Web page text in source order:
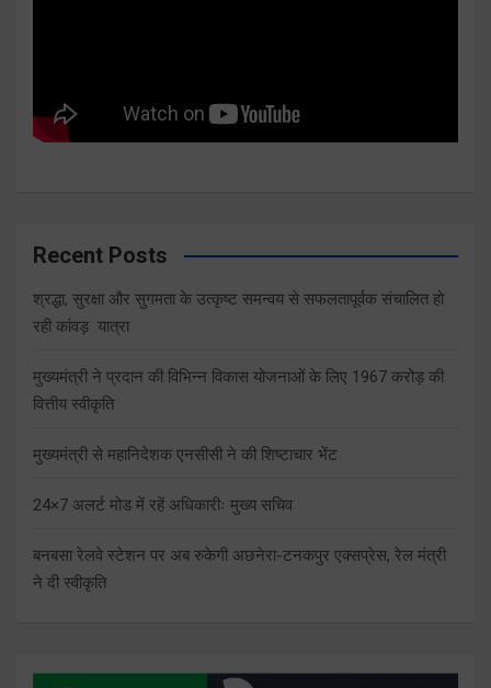
Recent Posts
श्रद्धा, सुरक्षा और सुगमता के उत्कृष्ट समन्वय से सफलतापूर्वक संचालित हो
रही कांवड़ यात्रा
मुख्यमंत्री ने प्रदान की विभिन्न विकास योजनाओं के लिए 1967 करोड़ की
वित्तीय स्वीकृति
मुख्यमंत्री से महानिदेशक एनसीसी ने की शिष्टाचार भेंट
24×7 अलर्ट मोड में रहें अधिकारीः मुख्य सचिव
बनबसा रेलवे स्टेशन पर अब रुकेगी अछनेरा-टनकपुर एक्सप्रेस, रेल मंत्री
ने दी स्वीकृति